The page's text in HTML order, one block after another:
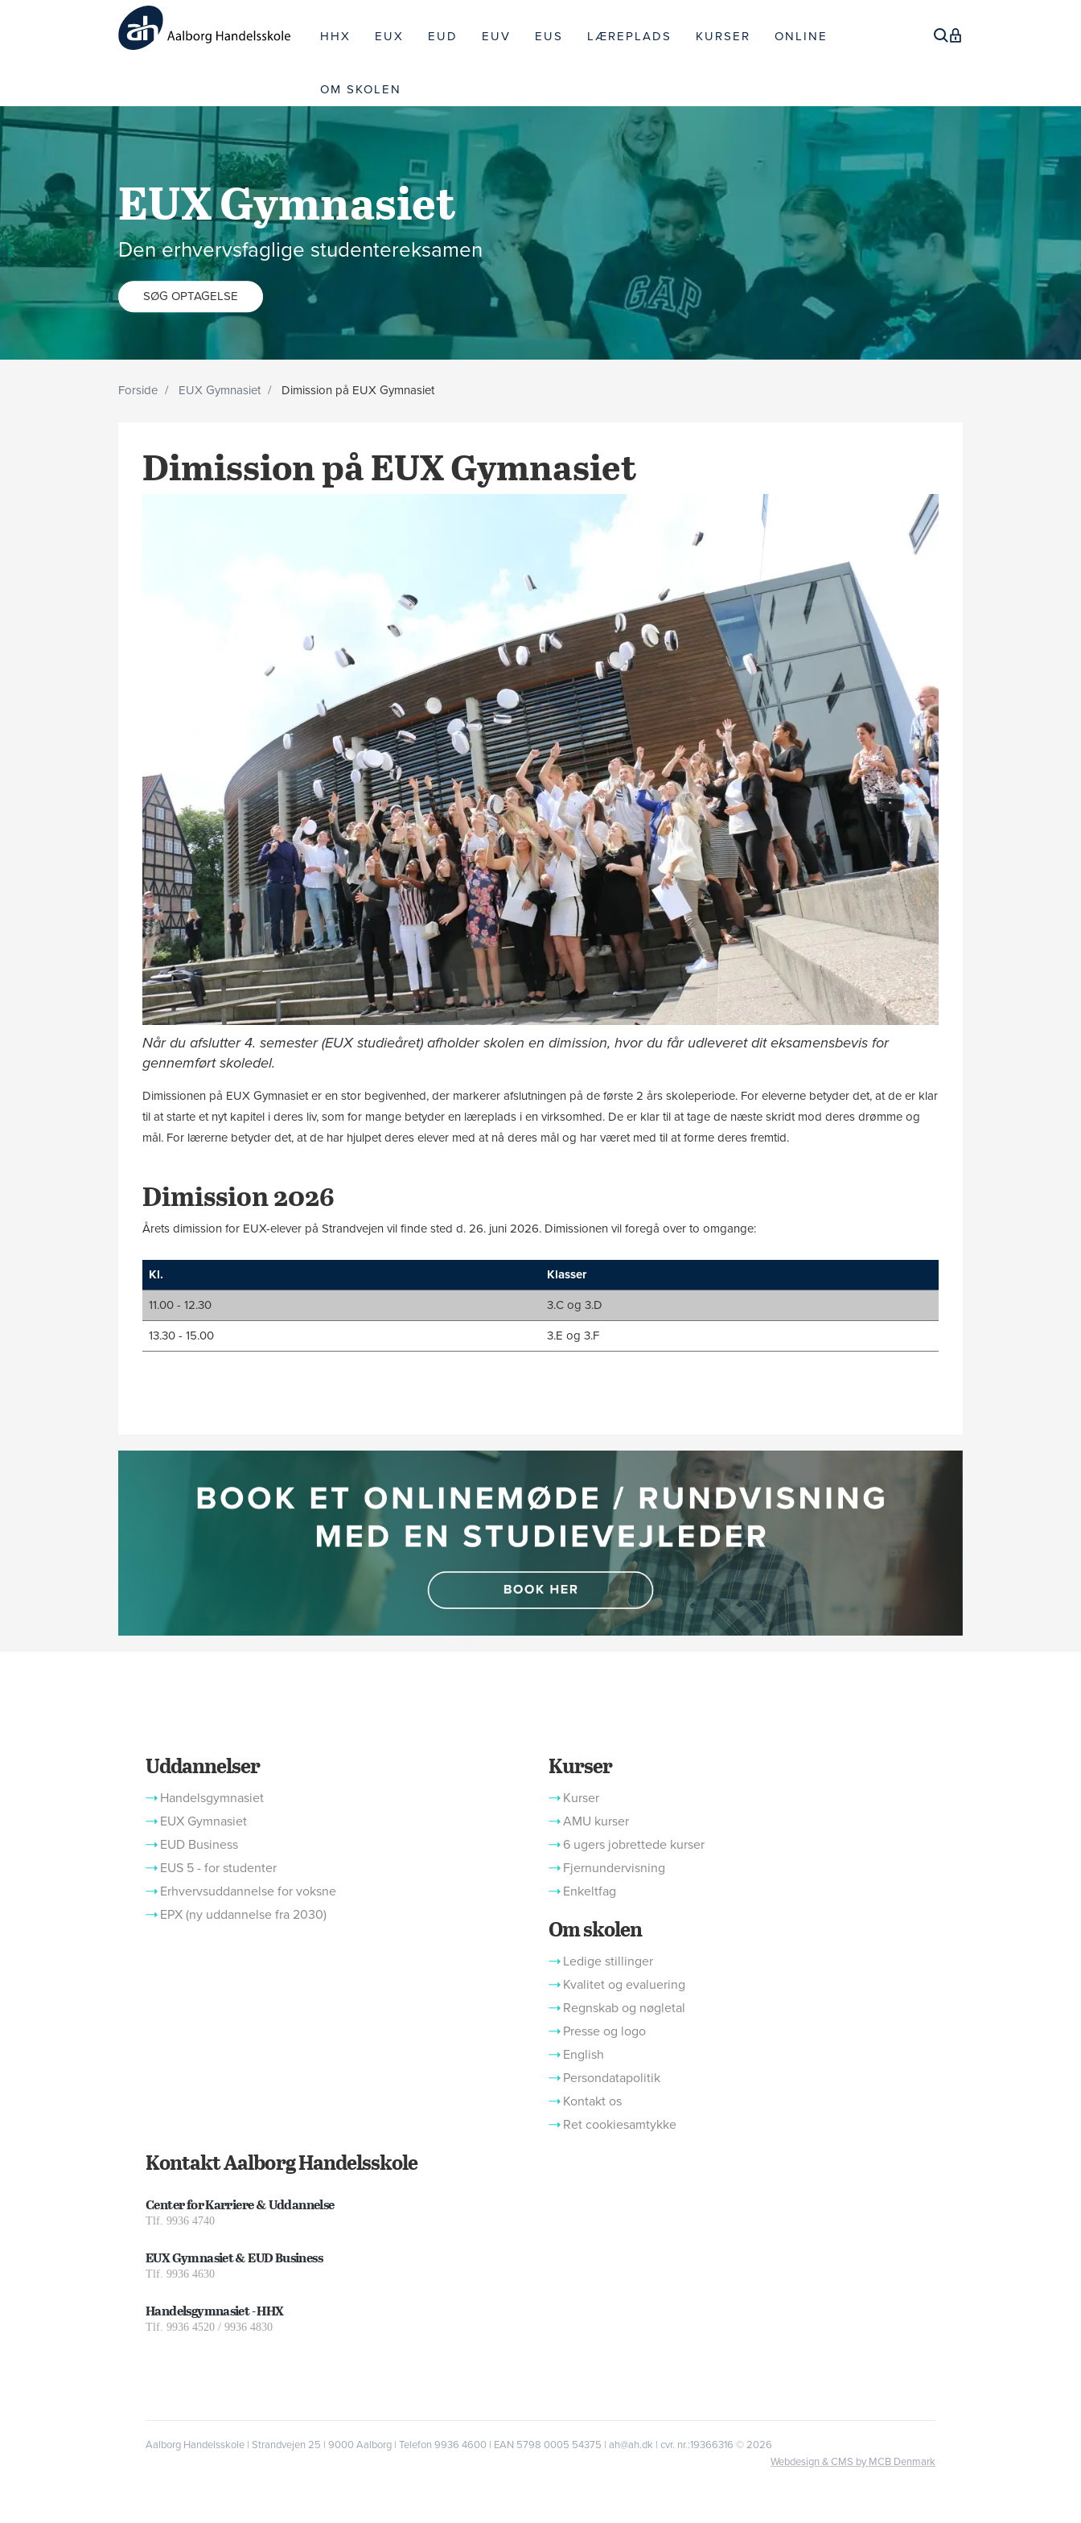
HHX EUX EUD EUV EUS LÆREPLADS KURSER ONLINE
OM SKOLEN
EUX Gymnasiet
Den erhvervsfaglige studentereksamen
SØG OPTAGELSE
Forside EUX Gymnasiet Dimission på EUX Gymnasiet
Dimission på EUX Gymnasiet
Når du afslutter 4. semester (EUX studieåret) afholder skolen en dimission, hvor du får udleveret dit eksamensbevis for
gennemført skoledel.
Dimissionen på EUX Gymnasiet er en stor begivenhed, der markerer afslutningen på de første 2 års skoleperiode. For eleverne betyder det, at de er klar
til at starte et nyt kapitel i deres liv, som for mange betyder en læreplads i en virksomhed. De er klar til at tage de næste skridt mod deres drømme og
mål. For lærerne betyder det, at de har hjulpet deres elever med at nå deres mål og har været med til at forme deres fremtid.
Dimission 2026
Årets dimission for EUX-elever på Strandvejen vil finde sted d. 26. juni 2026. Dimissionen vil foregå over to omgange:
Kl. Klasser
11.00 - 12.30 3.C og 3.D
13.30 - 15.00 3.E og 3.F
Uddannelser
Handelsgymnasiet
EUX Gymnasiet
EUD Business
EUS 5 - for studenter
Erhvervsuddannelse for voksne
EPX (ny uddannelse fra 2030)
Kurser
Kurser
AMU kurser
6 ugers jobrettede kurser
Fjernundervisning
Enkeltfag
Om skolen
Ledige stillinger
Kvalitet og evaluering
Regnskab og nøgletal
Presse og logo
English
Persondatapolitik
Kontakt os
Ret cookiesamtykke
Kontakt Aalborg Handelsskole
Center for Karriere & Uddannelse
Tlf. 9936 4740
EUX Gymnasiet & EUD Business
Tlf. 9936 4630
Handelsgymnasiet - HHX
Tlf. 9936 4520 / 9936 4830
Aalborg Handelsskole | Strandvejen 25 | 9000 Aalborg | Telefon 9936 4600 | EAN 5798 0005 54375 | ah@ah.dk | cvr. nr.:19366316© 2026
Webdesign & CMS by MCB Denmark